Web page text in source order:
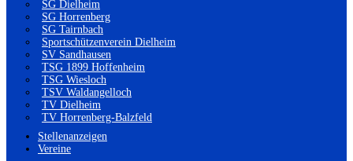
SG Dielheim
SG Horrenberg
SG Tairnbach
Sportschützenverein Dielheim
SV Sandhausen
TSG 1899 Hoffenheim
TSG Wiesloch
TSV Waldangelloch
TV Dielheim
TV Horrenberg-Balzfeld
Stellenanzeigen
Vereine